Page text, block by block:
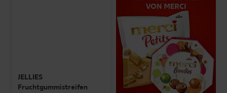
JELLIES
Fruchtgummistreifen